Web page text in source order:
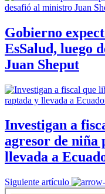
Gobierno
EsSalud, luego
Juan Sheput
Investigan a
agresor de niña
llevada a
Siguiente artículo